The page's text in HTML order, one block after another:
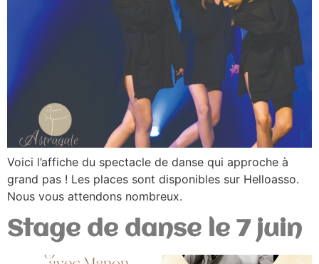
Voici l’affiche du spectacle de danse qui approche à
grand pas ! Les places sont disponibles sur Helloasso.
Nous vous attendons nombreux.
Stage de danse le 7 juin